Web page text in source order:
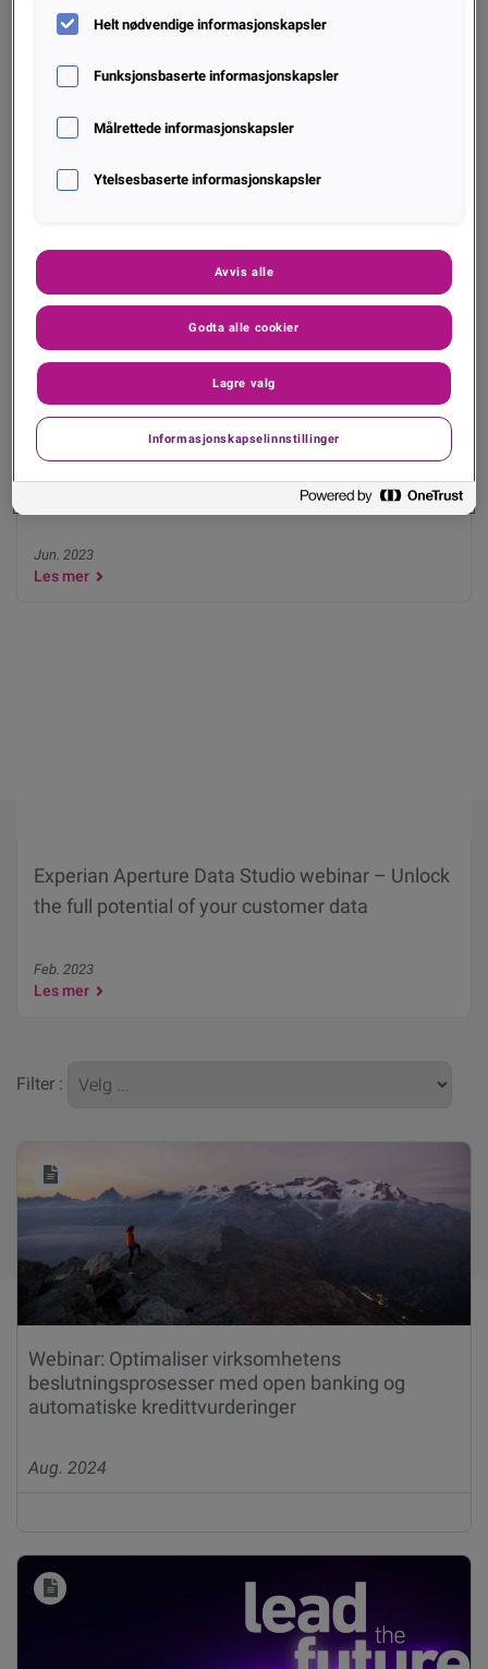
Fraudsters and Safeguard your Customers
Jun. 2023
Experian Convex webinar - The power to unlock
Jun. 2023
Les mer
Experian Aperture Data Studio webinar – Unlock
the full potential of your customer data
Feb. 2023
Les mer
Filter :
Webinar: Optimaliser virksomhetens
beslutningsprosesser med open banking og
automatiske kredittvurderinger
Aug. 2024
Helt nødvendige informasjonskapsler
Funksjonsbaserte informasjonskapsler
Målrettede informasjonskapsler
Ytelsesbaserte informasjonskapsler
Avvis alle
Godta alle cookier
Lagre valg
Informasjonskapselinnstillinger